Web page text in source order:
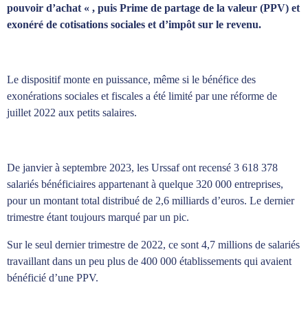
pouvoir d’achat « , puis Prime de partage de la valeur (PPV) et
exonéré de cotisations sociales et d’impôt sur le revenu.
Le dispositif monte en puissance, même si le bénéfice des
exonérations sociales et fiscales a été limité par une réforme de
juillet 2022 aux petits salaires.
De janvier à septembre 2023, les Urssaf ont recensé 3 618 378
salariés bénéficiaires appartenant à quelque 320 000 entreprises,
pour un montant total distribué de 2,6 milliards d’euros. Le dernier
trimestre étant toujours marqué par un pic.
Sur le seul dernier trimestre de 2022, ce sont 4,7 millions de salariés
travaillant dans un peu plus de 400 000 établissements qui avaient
bénéficié d’une PPV.